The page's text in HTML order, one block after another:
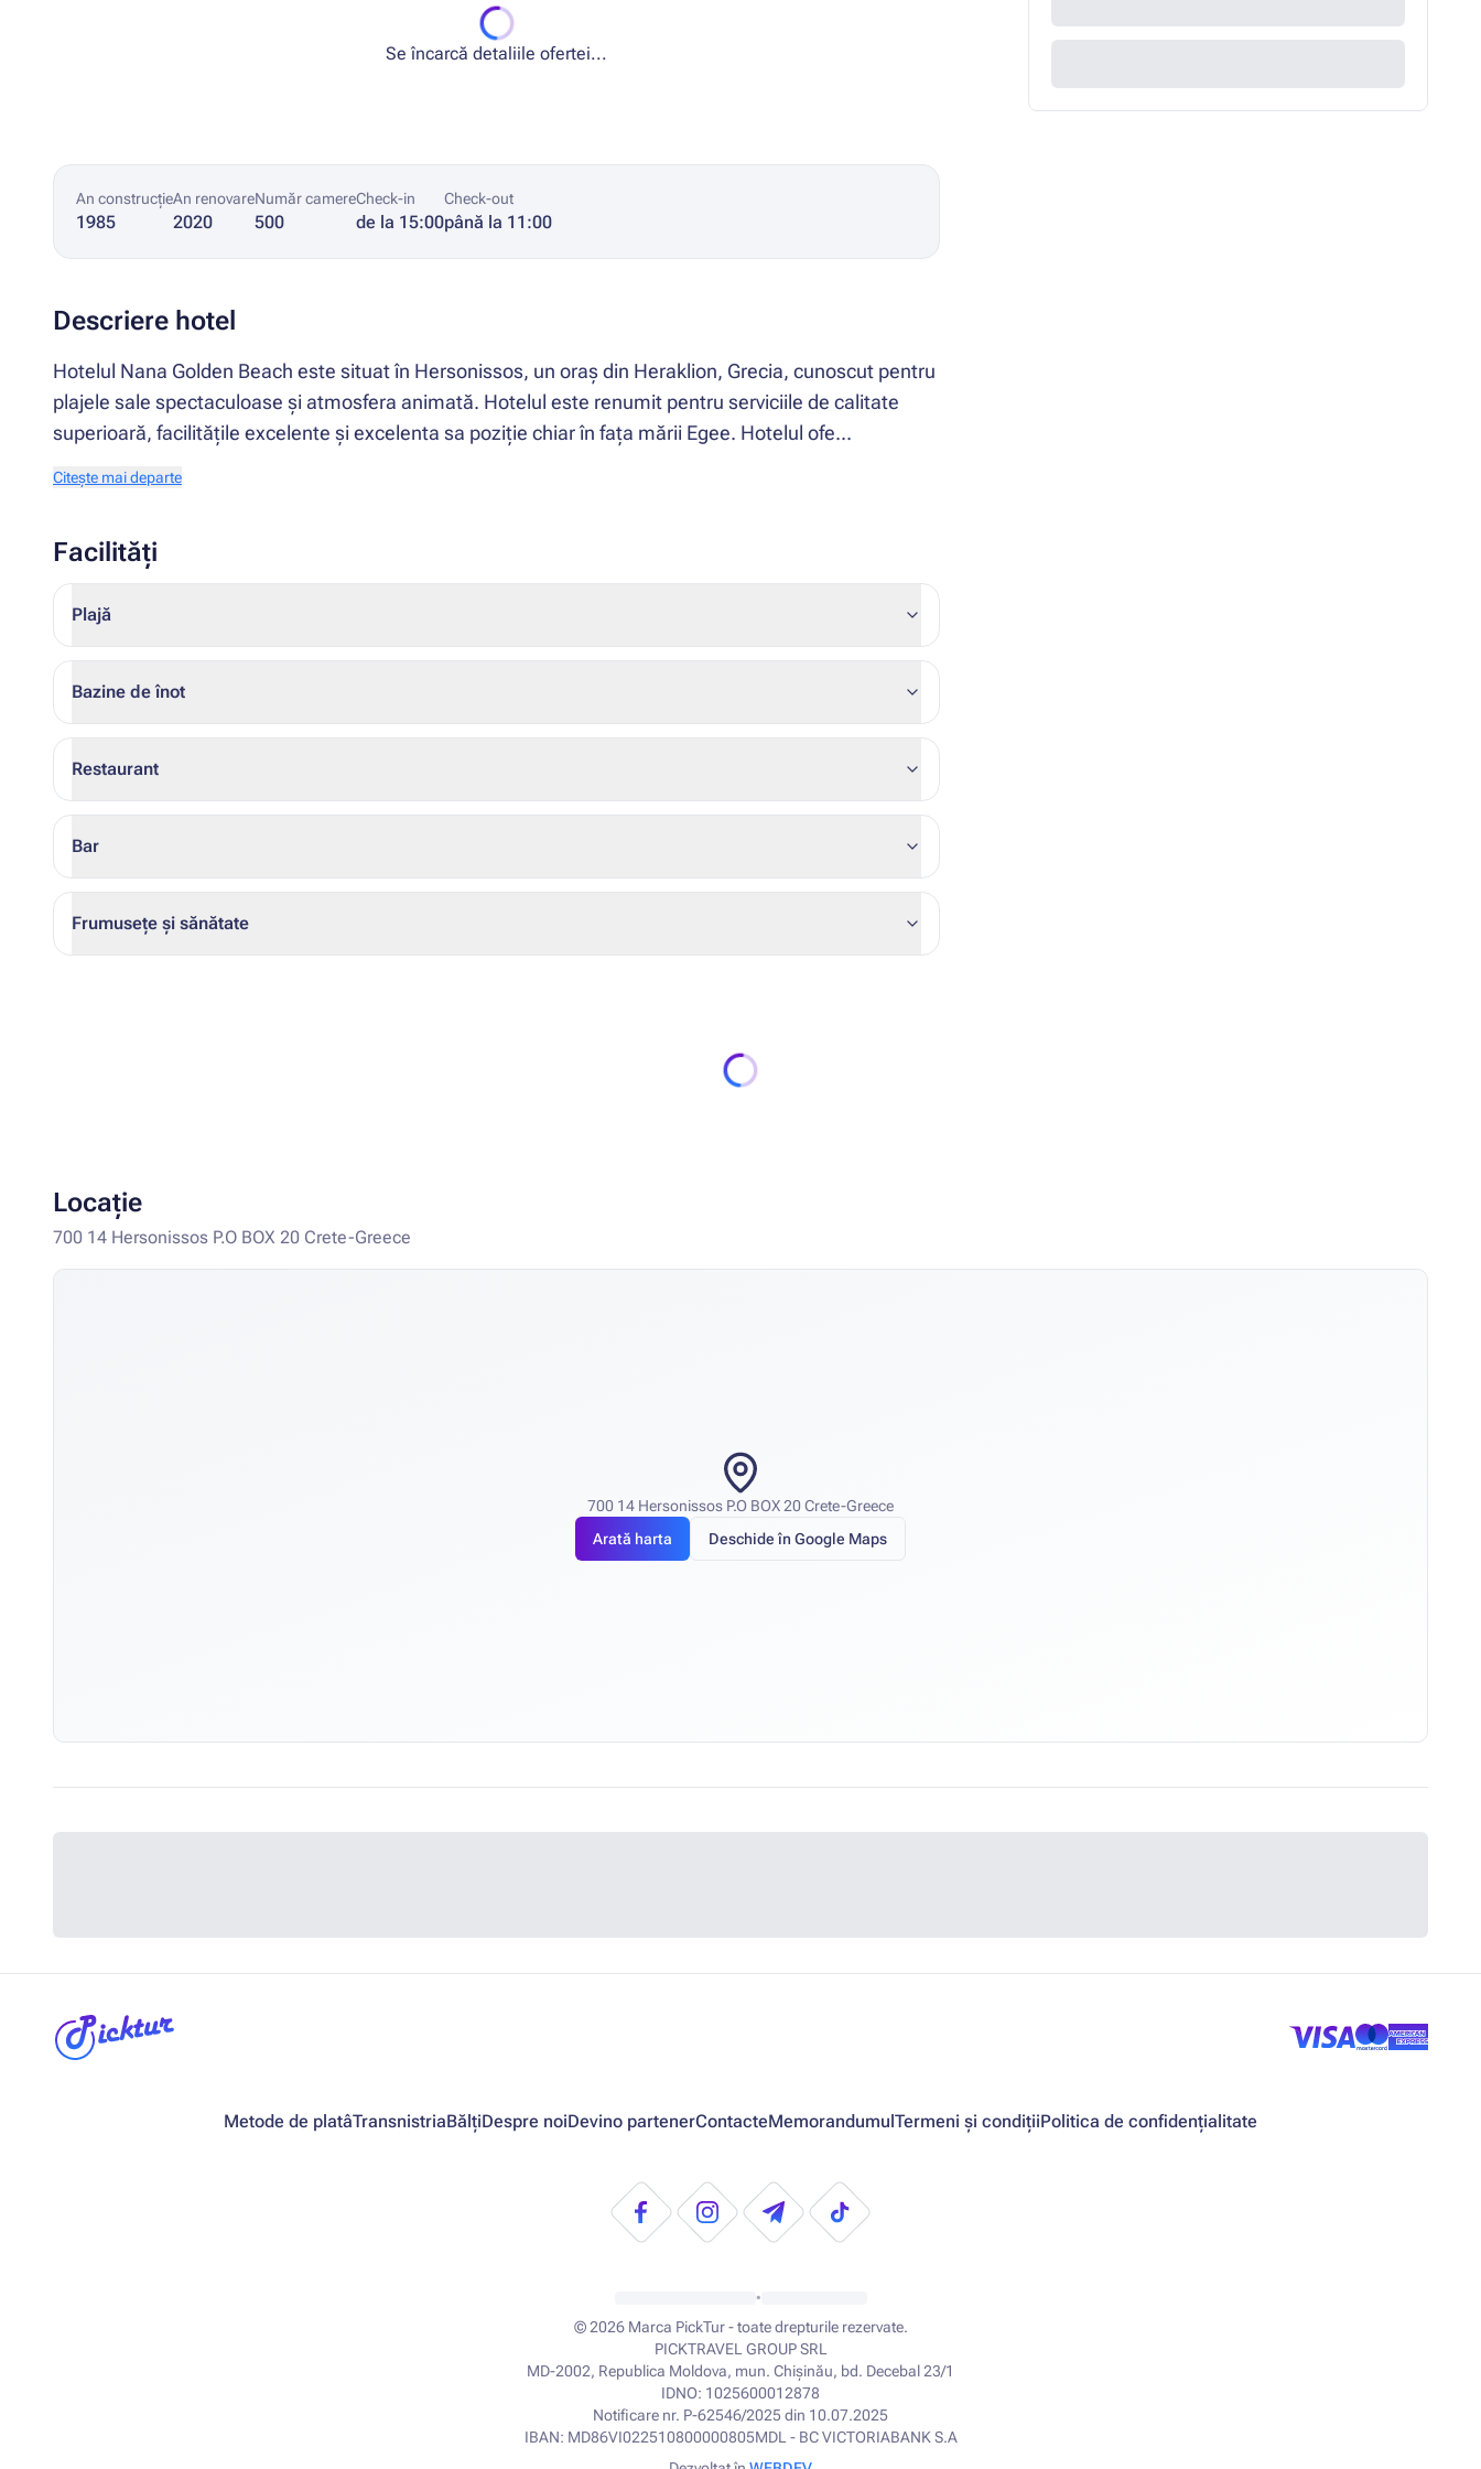
Se încarcă detaliile ofertei...
An construcție
1985
An renovare
2020
Număr camere
500
Check-in
de la 15:00
Check-out
până la 11:00
Descriere hotel
Hotelul Nana Golden Beach este situat în Hersonissos, un oraș din Heraklion, Grecia, cunoscut pentru
plajele sale spectaculoase și atmosfera animată. Hotelul este renumit pentru serviciile de calitate
superioară, facilitățile excelente și excelenta sa poziție chiar în fața mării Egee. Hotelul ofe...
Citește mai departe
Facilități
Plajă
Bazine de înot
Restaurant
Bar
Frumusețe și sănătate
Locație
700 14 Hersonissos P.O BOX 20 Crete-Greece
700 14 Hersonissos P.O BOX 20 Crete-Greece
Arată harta
Deschide în Google Maps
Metode de platâTransnistriaBălțiDespre noiDevino partenerContacteMemorandumulTermeni și condițiiPolitica de confidențialitate
•
© 2026 Marca PickTur - toate drepturile rezervate.
PICKTRAVEL GROUP SRL
MD-2002, Republica Moldova, mun. Chișinău, bd. Decebal 23/1
IDNO: 1025600012878
Notificare nr. P-62546/2025 din 10.07.2025
IBAN: MD86VI022510800000805MDL - BC VICTORIABANK S.A